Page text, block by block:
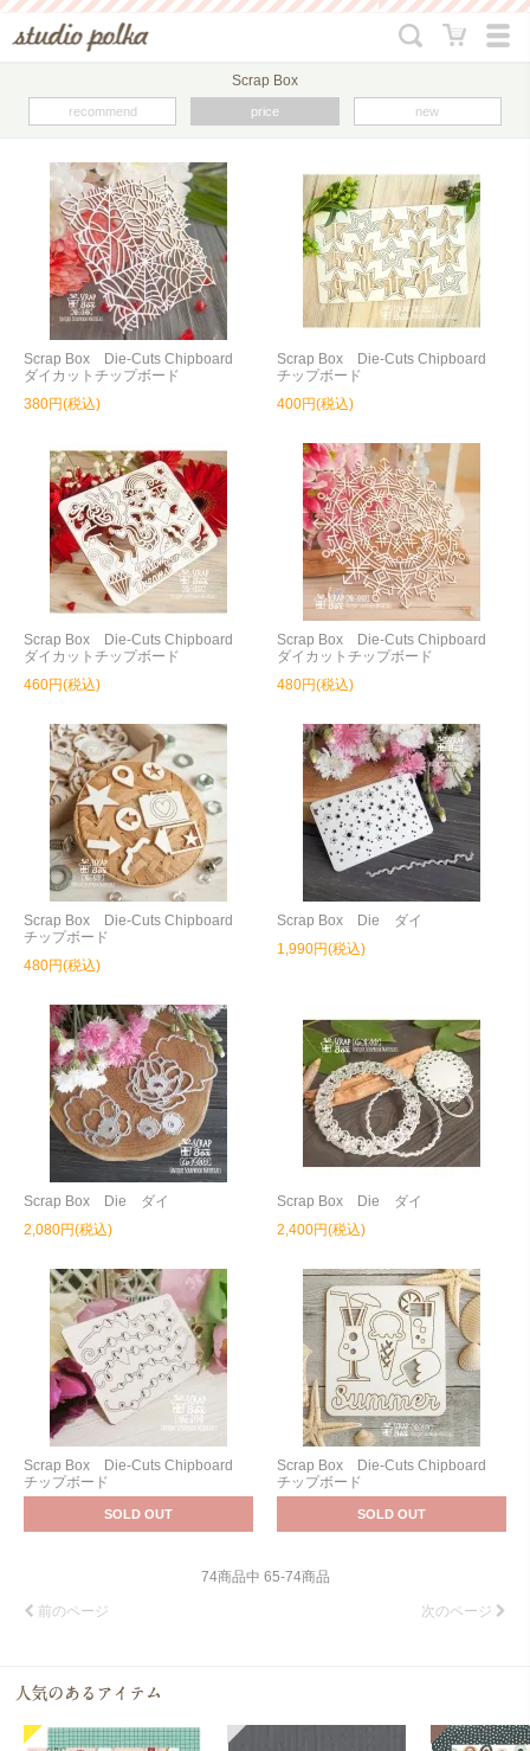
Scrap Box
recommend price new
Scrap Box Die-Cuts Chipboard
ダイカットチップボード
380円(税込)
Scrap Box Die-Cuts Chipboard
チップボード
400円(税込)
Scrap Box Die-Cuts Chipboard
ダイカットチップボード
460円(税込)
Scrap Box Die-Cuts Chipboard
ダイカットチップボード
480円(税込)
Scrap Box Die-Cuts Chipboard
チップボード
480円(税込)
Scrap Box Die ダイ
1,990円(税込)
Scrap Box Die ダイ
2,080円(税込)
Scrap Box Die ダイ
2,400円(税込)
Scrap Box Die-Cuts Chipboard
チップボード
SOLD OUT
Scrap Box Die-Cuts Chipboard
チップボード
SOLD OUT
74商品中 65-74商品
前のページ 次のページ